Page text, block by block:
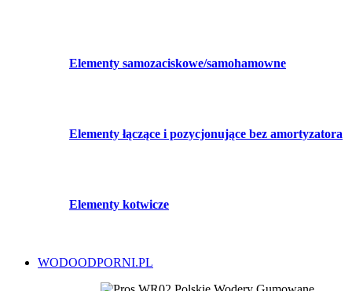
Elementy samozaciskowe/samohamowne
Elementy łączące i pozycjonujące bez amortyzatora
Elementy kotwicze
WODOODPORNI.PL